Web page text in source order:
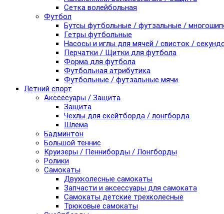
Сетка волейбольная
Футбол
Бутсы футбольные / футзальные /
Гетры футбольные
Насосы и иглы для мячей / свисток /
Перчатки / Щитки для футбола
Форма для футбола
Футбольная атрибутика
Футбольные / футзальные мячи
Летний спорт
Акссесуары / Защита
Защита
Чехлы для скейтборда / лонгборда
Шлема
Бадминтон
Большой теннис
Круизеры / Пенниборды / Лонгборды
Ролики
Самокаты
Двухколесные самокаты
Запчасти и аксессуары для самоката
Самокаты детские трехколесные
Трюковые самокаты